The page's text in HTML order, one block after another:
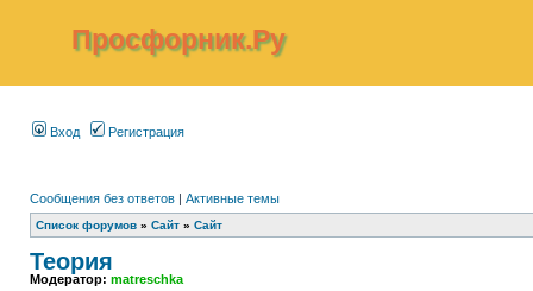
Просфорник.Ру
Вход Регистрация
Сообщения без ответов | Активные темы
Список форумов » Сайт » Сайт
Теория
Модератор: matreschka